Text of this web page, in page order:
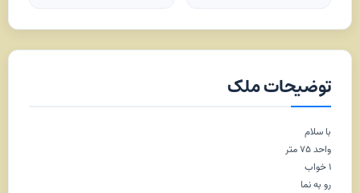
توضیحات ملک
با سلام
واحد ۷۵ متر
۱ خواب
رو به نما